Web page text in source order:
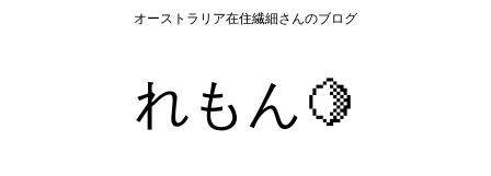
オーストラリア在住繊細さんのブログ
れもん🍋